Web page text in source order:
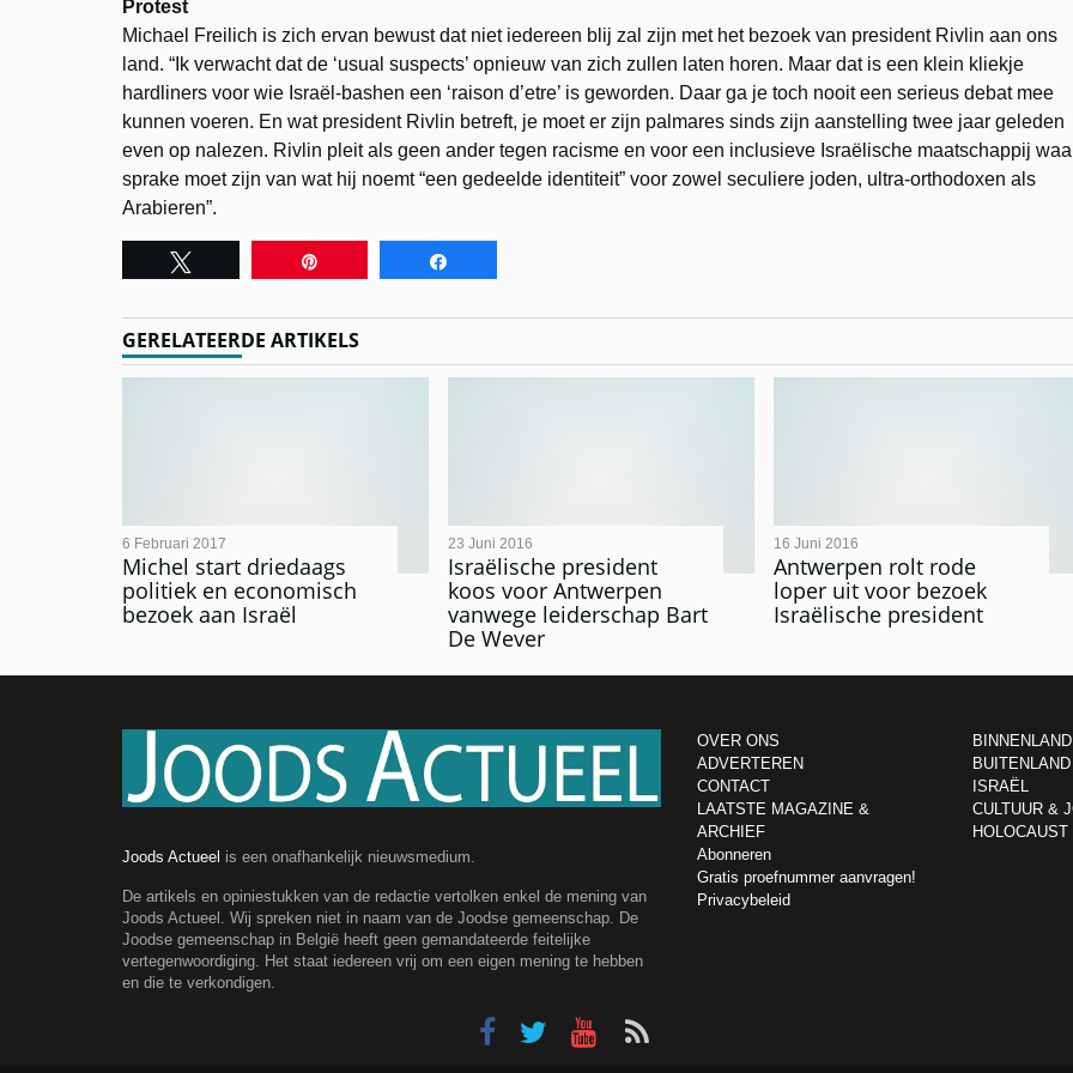
Protest
Michael Freilich is zich ervan bewust dat niet iedereen blij zal zijn met het bezoek van president Rivlin aan ons
land. “Ik verwacht dat de ‘usual suspects’ opnieuw van zich zullen laten horen. Maar dat is een klein kliekje
hardliners voor wie Israël-bashen een ‘raison d’etre’ is geworden. Daar ga je toch nooit een serieus debat mee
kunnen voeren. En wat president Rivlin betreft, je moet er zijn palmares sinds zijn aanstelling twee jaar geleden
even op nalezen. Rivlin pleit als geen ander tegen racisme en voor een inclusieve Israëlische maatschappij
sprake moet zijn van wat hij noemt “een gedeelde identiteit” voor zowel seculiere joden, ultra-orthodoxen als
Arabieren”.
GERELATEERDE ARTIKELS
Michel start driedaags
politiek en economisch
bezoek aan Israël
6 Februari 2017
Israëlische president
koos voor Antwerpen
vanwege leiderschap Bart
De Wever
23 Juni 2016
Antwerpen rolt rode
loper uit voor bezoek
Israëlische president
16 Juni 2016
Joods Actueel is een onafhankelijk nieuwsmedium.
De artikels en opiniestukken van de redactie vertolken enkel de mening van
Joods Actueel. Wij spreken niet in naam van de Joodse gemeenschap. De
Joodse gemeenschap in België heeft geen gemandateerde feitelijke
vertegenwoordiging. Het staat iedereen vrij om een eigen mening te hebben
en die te verkondigen.
OVER ONS
ADVERTEREN
CONTACT
LAATSTE MAGAZINE &
ARCHIEF
Abonneren
Gratis proefnummer aanvragen!
Privacybeleid
BINNENLAND
BUITENLAND
ISRAËL
CULTUUR &
HOLOCAUST